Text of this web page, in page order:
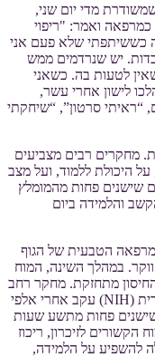
מדי יום שני,
ואמר: "ריפוי
כששיתפתי שלא פעם אני
יש שנרדמים ממש
לטעות בה. כשאני
לישון אחרי עשר,
סרטון”, “שיחקתי
מחקרים רבים מצביעים
היכולת ללמוד, ועל מצב
שישנים פחות מהמומלץ
והלמידה ביום
הטבעית של הגוף
במהלך השינה, המוח
מתחזקת. מחקר רחב
היקף של המכון הלאומי לבריאות בארצות הברית (NIH) עקב אחרי אלפי
ילדים שישנים פחות מתשע שעות
הקשורים לזיכרון, ריכוז
להשפיע על הלמידה,